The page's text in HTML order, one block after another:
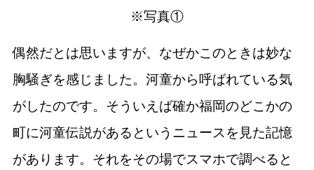
※写真①
偶然だとは思いますが、なぜかこのときは妙な
胸騒ぎを感じました。河童から呼ばれている気
がしたのです。そういえば確か福岡のどこかの
町に河童伝説があるというニュースを見た記憶
があります。それをその場でスマホで調べると